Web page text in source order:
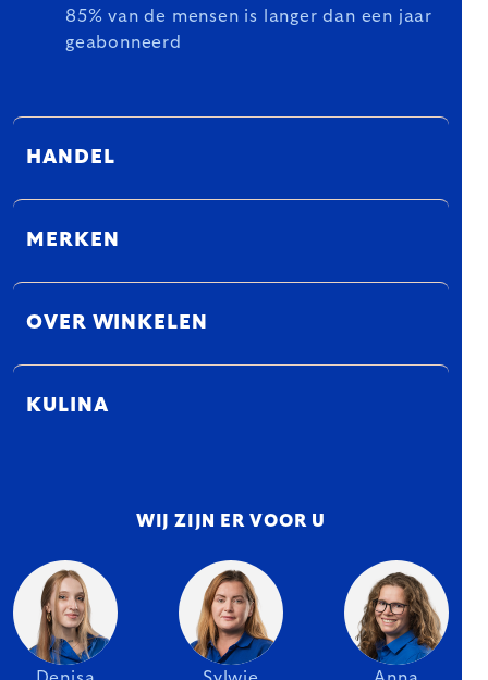
85% van de mensen is langer dan een jaar
geabonneerd
HANDEL
MERKEN
OVER WINKELEN
KULINA
WIJ ZIJN ER VOOR U